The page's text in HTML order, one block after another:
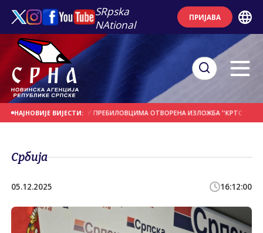
SRpska
NAtional
ПРИЈАВА
НАЈНОВИЈЕ ВИЈЕСТИ:
ДАНАШЊИ ДАН У ПРЕБИЛОВЦИМА ОTВОРЕНА ИЗЛОЖБА ''КРTС
Србија
05.12.2025 16:12:00